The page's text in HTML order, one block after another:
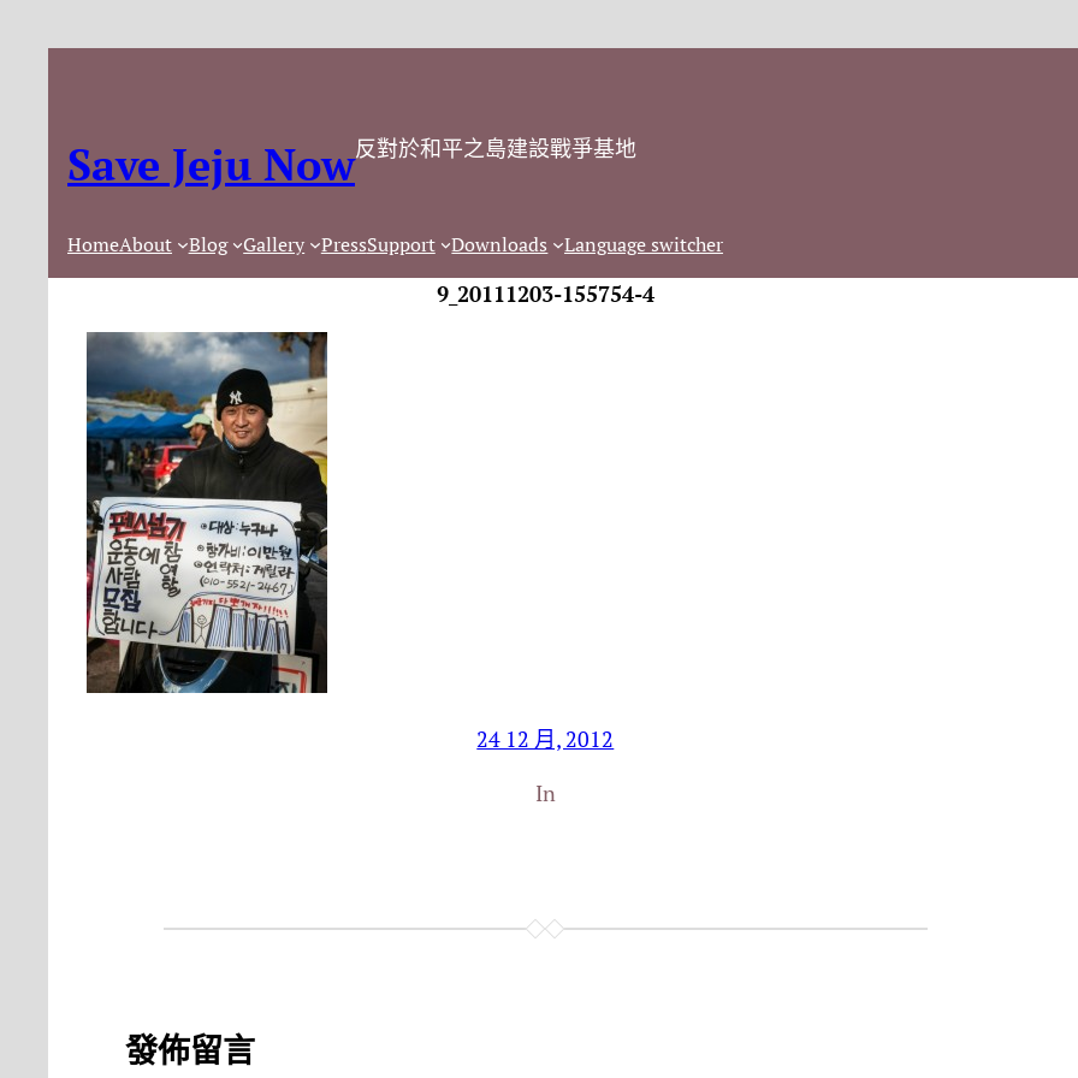
Save Jeju Now反對於和平之島建設戰爭基地
HomeAbout Blog Gallery PressSupport Downloads Language switcher
9_20111203-155754-4
24 12 月, 2012
In
發佈留言